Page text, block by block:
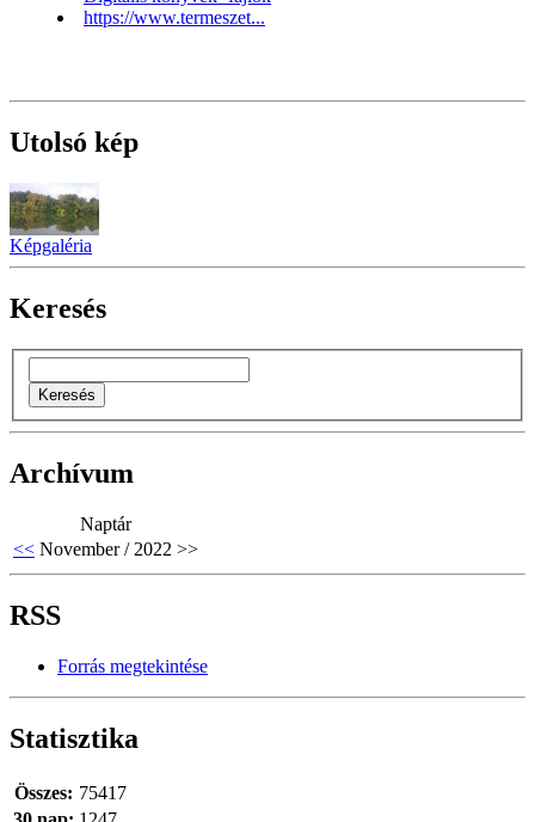
https://www.termeszet...
Utolsó kép
Képgaléria
Keresés
Archívum
Naptár
<< November / 2022 >>
RSS
Forrás megtekintése
Statisztika
Összes: 75417